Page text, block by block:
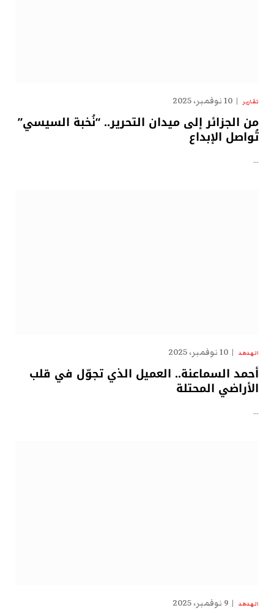
تقارير 10 نوفمبر، 2025
من الجزائر إلى ميدان التحرير.. “نُخبة السيسي”
تُواصل الإبداع
…
الهدهد 10 نوفمبر، 2025
أحمد السماعنة.. العميل الذي تجوّل في قلب
الأراضي المحتلة
…
الهدهد 9 نوفمبر، 2025